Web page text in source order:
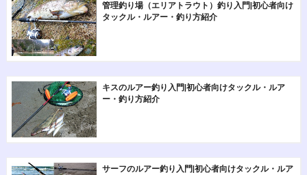
管理釣り場（エリアトラウト）釣り入門|初心者向け
タックル・ルアー・釣り方紹介
キスのルアー釣り入門|初心者向けタックル・ルア
ー・釣り方紹介
サーフのルアー釣り入門|初心者向けタックル・ルア